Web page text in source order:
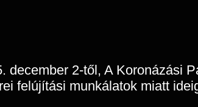
2-től, A Koronázási
felújítási munkálatok miatt